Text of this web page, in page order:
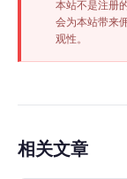
本站不是注册
会为本站带来
观性。
相关文章